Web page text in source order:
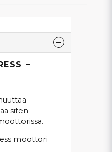
–
siten
moottori